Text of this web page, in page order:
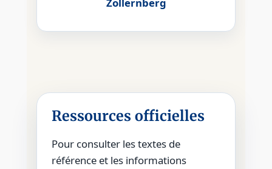
Ressources officielles
Pour consulter les textes de
référence et les informations